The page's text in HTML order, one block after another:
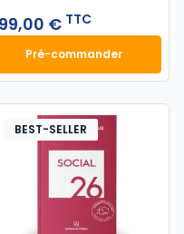
à 215,00 € TTC
€ TTC
Pré-commander
Mémento
BEST-SELLER